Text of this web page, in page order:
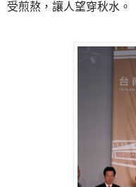
受煎熬，讓人望穿秋水。